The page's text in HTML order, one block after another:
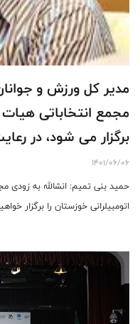
مدیر کل ورزش و
مجمع انتخاباتی هیات
برگزار می شود، در
هیات استثنایی نداریم
1401/06/06
حمید بنی تمیم: انشالله به زودی
اتومبیلرانی خوزستان را برگزار